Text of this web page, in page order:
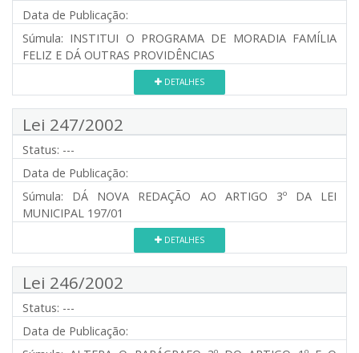
Data de Publicação:
Súmula: INSTITUI O PROGRAMA DE MORADIA FAMÍLIA
FELIZ E DÁ OUTRAS PROVIDÊNCIAS
DETALHES
Lei 247/2002
Status: ---
Data de Publicação:
Súmula: DÁ NOVA REDAÇÃO AO ARTIGO 3º DA LEI
MUNICIPAL 197/01
DETALHES
Lei 246/2002
Status: ---
Data de Publicação: